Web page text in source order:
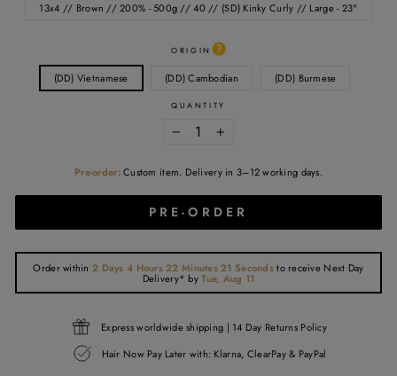
13x4 // Brown // 200% - 500g // 40 // (SD) Kinky Curly // Large - 23"
ORIGIN
(DD) Vietnamese (DD) Cambodian (DD) Burmese
QUANTITY
+
Pre-order:Custom item. Delivery in 3–12 working days.
PRE-ORDER
Order within 2 Days 4 Hours 22 Minutes 20 Secondsto receiveNext Day
Delivery* byTue, Aug 11
Express worldwide shipping | 14 Day Returns Policy
Hair Now Pay Later with: Klarna, ClearPay & PayPal